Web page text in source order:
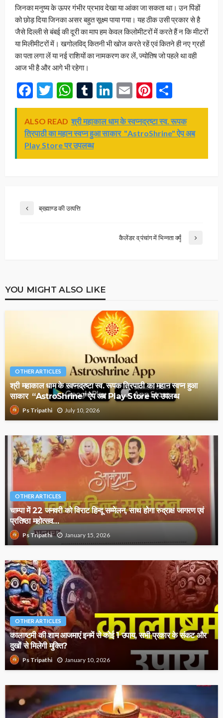
जिनका मनुष्य के ऊपर गंभीर प्रभाव देखा या आंका जा सकता था। उन पिंडों
को छोड़ दिया जिनका असर बहुत सूक्ष्म पाया गया। यह ठीक उसी प्रकार से है
जैसे दिल्ली से बंबई की दूरी का माप हम केवल किलोमीटरों में करते हैं न कि मीटरों
या मिलीमीटरों में। खगोलविद् कितनी भी खोज करते रहें एवं कितने ही नए ग्रहों
का पता लगा लें या नई राशियों का नामकरण कर लें, ज्योतिष जो पहले था वही
आज भी है और आगे भी रहेगा।
Facebook
Twitter
WhatsApp
Tumblr
LinkedIn
EmailPinterest
ALSO READ श्री महाकाल धाम के स्वप्नद्रष्टा स्व. रूपक
त्रिपाठी का महान स्वप्न हुआ साकार "AstroShrine" ऐप अब
Play Store पर उपलब्ध
ब्रह्माण्ड की उत्पत्ति
कैलेंडर व् पंचांग में भिन्नता क्यूँ
YOU MIGHT ALSO LIKE
OTHER ARTICLES
श्री महाकाल धाम के स्वप्नद्रष्टा स्व. रूपक त्रिपाठी का महान स्वप्न हुआ
साकार “AstroShrine” ऐप अब Play Store पर उपलब्ध
Ps Tripathi July 10, 2026
OTHER ARTICLES
चाम्पा में 22 जनवरी को विराट हिन्दू सम्मेलन, साथ होगा रुद्राक्ष जागरण एवं
प्रतिष्ठा महोत्सव…
Ps Tripathi January 15, 2026
OTHER ARTICLES
कालाष्टमी की शाम आजमाएं इनमें से कोई 1 उपाय, सभी प्रकार के संकट और
दुखों से मिलेगी मुक्ति?
Ps Tripathi January 10, 2026